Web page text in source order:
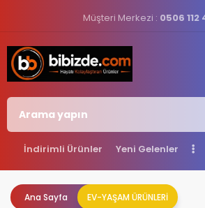
Müşteri Merkezi : 0506 112
İndirimli Ürünler Yeni Gelenler
Ana Sayfa EV-YAŞAM ÜRÜNLERİ